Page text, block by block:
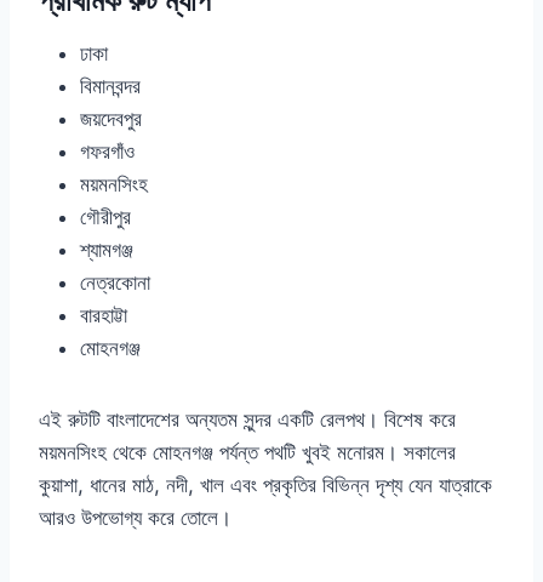
ঢাকা
বিমানবন্দর
জয়দেবপুর
গফরগাঁও
ময়মনসিংহ
গৌরীপুর
শ্যামগঞ্জ
নেত্রকোনা
বারহাট্টা
মোহনগঞ্জ
এই রুটটি বাংলাদেশের অন্যতম সুন্দর একটি রেলপথ। বিশেষ করে
ময়মনসিংহ থেকে মোহনগঞ্জ পর্যন্ত পথটি খুবই মনোরম। সকালের
কুয়াশা, ধানের মাঠ, নদী, খাল এবং প্রকৃতির বিভিন্ন দৃশ্য যেন যাত্রাকে
আরও উপভোগ্য করে তোলে।